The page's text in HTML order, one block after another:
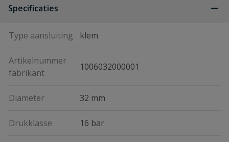
Specificaties
Type aansluiting klem
Artikelnummer
fabrikant
1006032000001
Diameter 32 mm
Drukklasse 16 bar